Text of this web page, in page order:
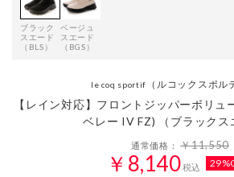
ブラック
スエード
（BLS）
ベージュ
スエード
（BGS）
le coq sportif （ルコックスポル
【レイン対応】フロントジッパーボリュ
ベレー IV FZ) （ブラックス
通常価格：￥11,550
￥8,140税込